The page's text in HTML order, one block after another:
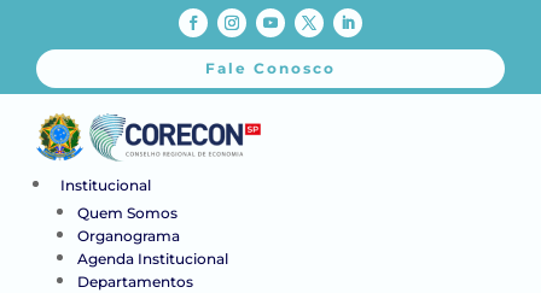
Fale Conosco
Institucional
Quem Somos
Organograma
Agenda Institucional
Departamentos